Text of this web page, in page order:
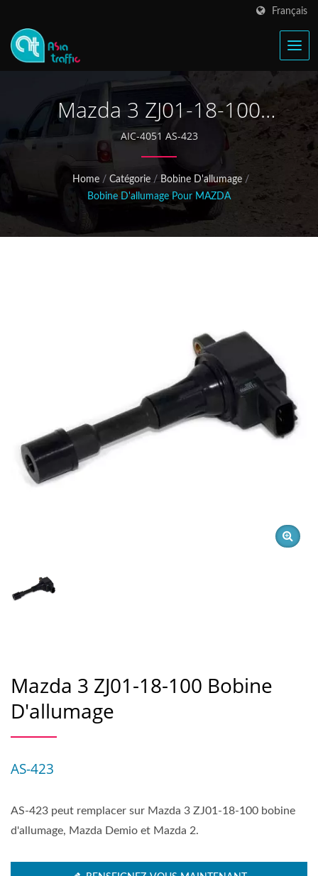
Français
Mazda 3 ZJ01-18-100
Bobine D'allumage
AIC-4051 AS-423
Home / Catégorie / Bobine D'allumage /
Bobine D'allumage Pour MAZDA
Mazda 3 ZJ01-18-100 Bobine
D'allumage
AS-423
AS-423 peut remplacer sur Mazda 3 ZJ01-18-100 bobine
d'allumage, Mazda Demio et Mazda 2.